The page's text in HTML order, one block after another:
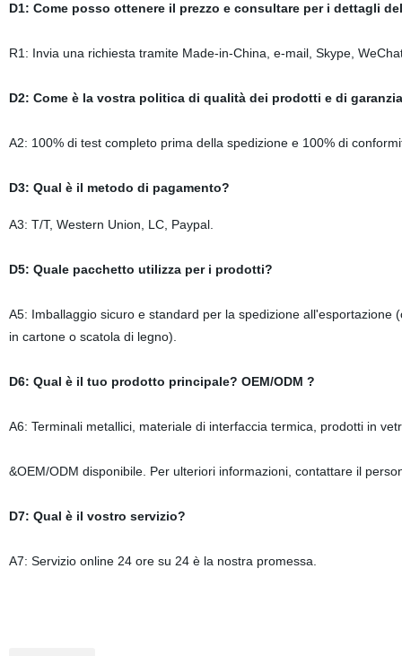
D1: Come posso ottenere il prezzo e consultare per i dettagli
R1: Invia una richiesta tramite Made-in-China, e-mail, Skype,
D2: Come è la vostra politica di qualità dei prodotti e di
A2: 100% di test completo prima della spedizione e 100% di
D3: Qual è il metodo di pagamento?
A3: T/T, Western Union, LC, Paypal.
D5: Quale pacchetto utilizza per i prodotti?
A5: Imballaggio sicuro e standard per la spedizione
in cartone o scatola di legno).
D6: Qual è il tuo prodotto principale? OEM/ODM ?
A6: Terminali metallici, materiale di interfaccia termica, prodotti in
&OEM/ODM disponibile. Per ulteriori informazioni, contattare il
D7: Qual è il vostro servizio?
A7: Servizio online 24 ore su 24 è la nostra promessa.